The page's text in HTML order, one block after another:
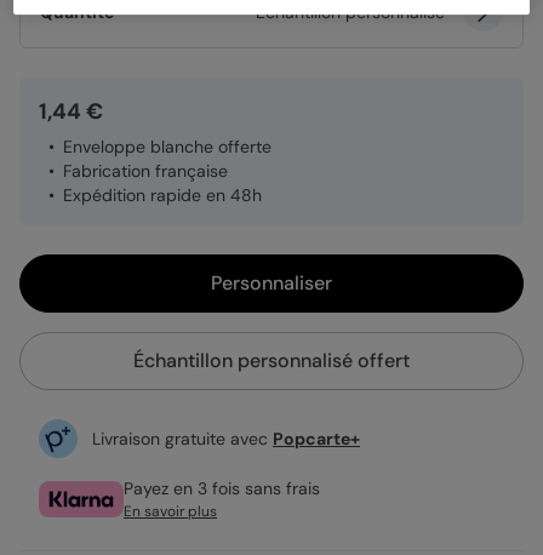
Quantité Échantillon personnalisé
1,44 €
Enveloppe blanche offerte
Fabrication française
Expédition rapide en 48h
Personnaliser
Échantillon personnalisé offert
Livraison gratuite avec Popcarte+
Payez en 3 fois sans frais
En savoir plus